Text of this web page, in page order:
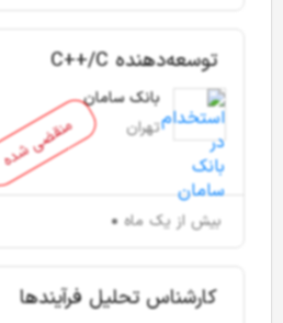
منقضی شده
توسعه‌دهنده C++/C
بانک سامان
تهران
بیش از یک ماه
کارشناس تحلیل فرآیندها